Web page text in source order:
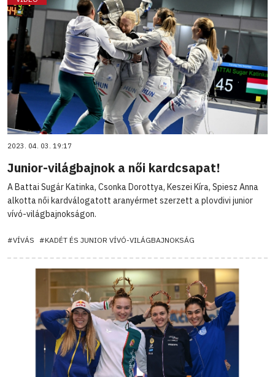
2023. 04. 03. 19:17
Junior-világbajnok a női kardcsapat!
A Battai Sugár Katinka, Csonka Dorottya, Keszei Kíra, Spiesz Anna
alkotta női kardválogatott aranyérmet szerzett a plovdivi junior
vívó-világbajnokságon.
#VÍVÁS #KADÉT ÉS JUNIOR VÍVÓ-VILÁGBAJNOKSÁG